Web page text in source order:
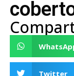
Twitter